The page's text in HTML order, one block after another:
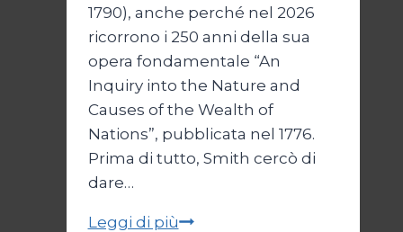
1790), anche perché nel 2026
ricorrono i 250 anni della sua
opera fondamentale “An
Inquiry into the Nature and
Causes of the Wealth of
Nations”, pubblicata nel 1776.
Prima di tutto, Smith cercò di
dare…
Leggi di piùAdam